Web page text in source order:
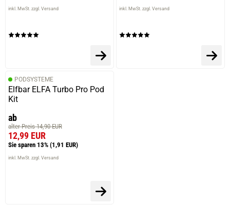
inkl. MwSt. zzgl. Versand inkl. MwSt. zzgl. Versand
PODSYSTEME
Elfbar ELFA Turbo Pro Pod
Kit
ab
alter Preis 14,90 EUR
12,99 EUR
Sie sparen 13% (1,91 EUR)
inkl. MwSt. zzgl. Versand